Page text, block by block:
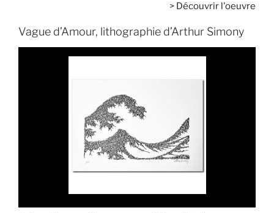
> Découvrir l'oeuvre
Vague d’Amour, lithographie d’Arthur Simony